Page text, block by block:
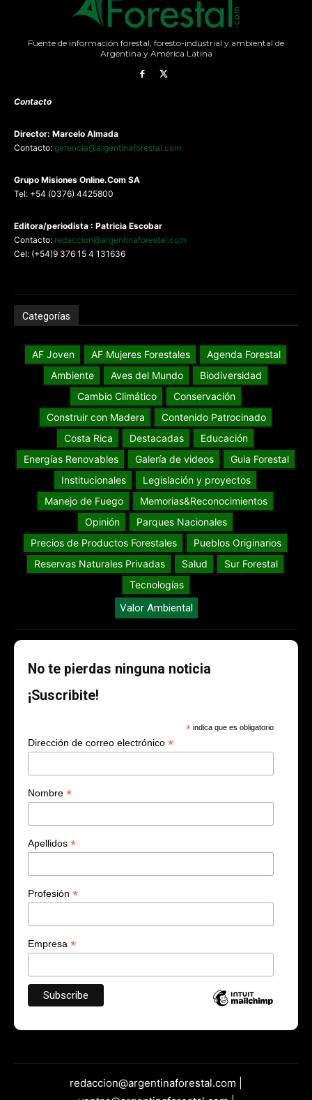
Fuente de información forestal, foresto-industrial y ambiental de
Argentina y América Latina
Contacto
Director: Marcelo Almada
Contacto: gerencia@argentinaforestal.com
Grupo Misiones Online.Com SA
Tel: +54 (0376) 4425800
Editora/periodista : Patricia Escobar
Contacto: redaccion@argentinaforestal.com
Cel: (+54)9 376 15 4 131636
Categorías
AF Joven AF Mujeres Forestales
Agenda Forestal
Ambiente
Aves del Mundo
Biodiversidad
Cambio Climático
Conservación
Construir con Madera
Contenido Patrocinado
Costa Rica
Destacadas
Educación
Energías Renovables
Galería de videos
Guia Forestal
Institucionales
Legislación y proyectos
Manejo de Fuego
Memorias&Reconocimientos
Opinión
Parques Nacionales
Precios de Productos Forestales
Pueblos Originarios
Reservas Naturales Privadas
Salud
Sur Forestal
Tecnologías
Valor Ambiental
No te pierdas ninguna noticia
¡Suscribite!
* indica que es obligatorio
Dirección de correo electrónico *
Nombre *
Apellidos *
Profesión *
Empresa *
redaccion@argentinaforestal.com |